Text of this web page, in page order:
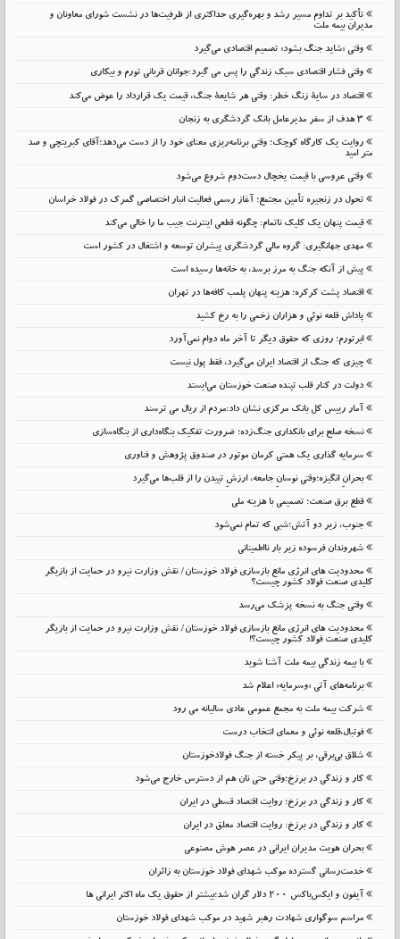
تأکید بر تداوم مسیر رشد و بهره‌گیری حداکثری از ظرفیت‌ها در نشست شورای معاونان و
مدیران بیمه ملت
وقتی «شاید جنگ بشود» تصمیم اقتصادی می‌گیرد
وقتی فشار اقتصادی سبک زندگی را پس می گیرد:جوانان قربانی تورم و بیکاری
اقتصاد در سایهٔ زنگ خطر: وقتی هر شایعهٔ جنگ، قیمت یک قرارداد را عوض می‌کند
۳ هدف از سفر مدیرعامل بانک گردشگری به زنجان
روایت یک کارگاه کوچک؛ وقتی برنامه‌ریزی معنای خود را از دست می‌دهد؛آقای کبریتچی و صد
متر امید
وقتی عروسی با قیمت یخچال دست‌دوم شروع می‌شود
تحول در زنجیره تأمین مجتمع؛ آغاز رسمی فعالیت انبار اختصاصی گمرک در فولاد خراسان
قیمت پنهان یک کلیک ناتمام: چگونه قطعی اینترنت جیب ما را خالی می‌کند
مهدی جهانگیری: گروه مالی گردشگری پیشران توسعه و اشتغال در کشور است
پیش از آنکه جنگ به مرز برسد، به خانه‌ها رسیده است
اقتصاد پشت کرکره؛ هزینه پنهان پلمب کافه‌ها در تهران
پاداش قلعه نوئی و هزاران زخمی را به رخ کشید
ابرتورم؛ روزی که حقوق دیگر تا آخر ماه دوام نمی‌آورد
چیزی که جنگ از اقتصاد ایران می‌گیرد، فقط پول نیست
دولت در کنار قلب تپنده صنعت خوزستان می‌ایستد
آمار رییس کل بانک مرکزی نشان داد:مردم از ریال می ترسند
نسخه صلح برای بانکداری جنگ‌زده؛ ضرورت تفکیک بنگاه‌داری از بنگاه‌سازی
سرمایه گذاری یک همتی کرمان موتور در صندوق پژوهش و فناوری
بحرانِ انگیزه؛وقتی نوسانِ جامعه، ارزشِ تپیدن را از قلب‌ها می‌گیرد
قطع برق صنعت؛ تصمیمی با هزینه ملی
جنوب، زیر دو آتش؛شبی که تمام نمی‌شود
شهروندان فرسوده زیر بار نااطمینانی
محدودیت های انرژی مانع بازسازی فولاد خوزستان/ نقش وزارت نیرو در حمایت از بازیگر
کلیدی صنعت فولاد کشور چیست؟
وقتی جنگ به نسخه پزشک می‌رسد
محدودیت های انرژی مانع بازسازی فولاد خوزستان/ نقش وزارت نیرو در حمایت از بازیگر
کلیدی صنعت فولاد کشور چیست؟!
با بیمه زندگی بیمه ملت آشنا شوید
برنامه‌های آتی «وسرمایه» اعلام شد
شرکت بیمه ملت به مجمع عمومی عادی سالیانه می رود
فوتبال،قلعه نوئی و معمای انتخاب درست
شلاق‌ بی‌برقی، بر پیکر خسته‌ از جنگ فولادخوزستان
کار و زندگی در برزخ؛وقتی حتی نان هم از دسترس خارج می‌شود
کار و زندگی در برزخ؛ روایت اقتصاد قسطی در ایران
کار و زندگی در برزخ: روایت اقتصاد معلق در ایران
بحران هویت مدیران ایرانی در عصر هوش مصنوعی
خدمت‌رسانی گسترده موکب شهدای فولاد خوزستان به زائران
آیفون و ایکس‌باکس ۲۰۰ دلار گران شد؛بیشتر از حقوق یک ماه اکثر ایرانی ها
مراسم سوگواری شهادت رهبر شهید در موکب شهدای فولاد خوزستان